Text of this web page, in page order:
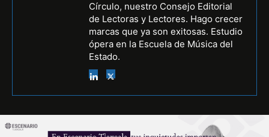
Círculo, nuestro Consejo Editorial
de Lectoras y Lectores. Hago crecer
marcas que ya son exitosas. Estudio
ópera en la Escuela de Música del
Estado.